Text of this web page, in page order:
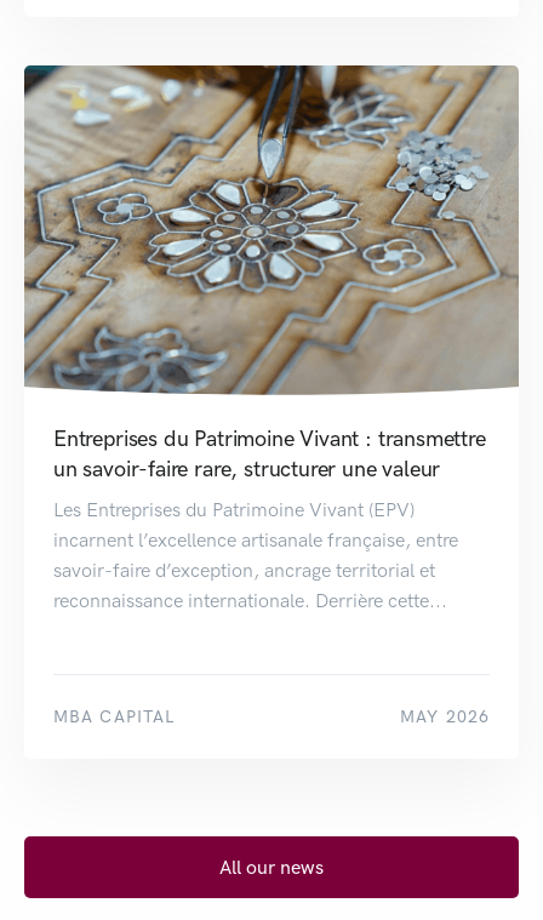
Entreprises du Patrimoine Vivant : transmettre
un savoir-faire rare, structurer une valeur
Les Entreprises du Patrimoine Vivant (EPV)
incarnent l’excellence artisanale française, entre
savoir-faire d’exception, ancrage territorial et
reconnaissance internationale. Derrière cette...
MBA CAPITAL MAY 2026
All our news